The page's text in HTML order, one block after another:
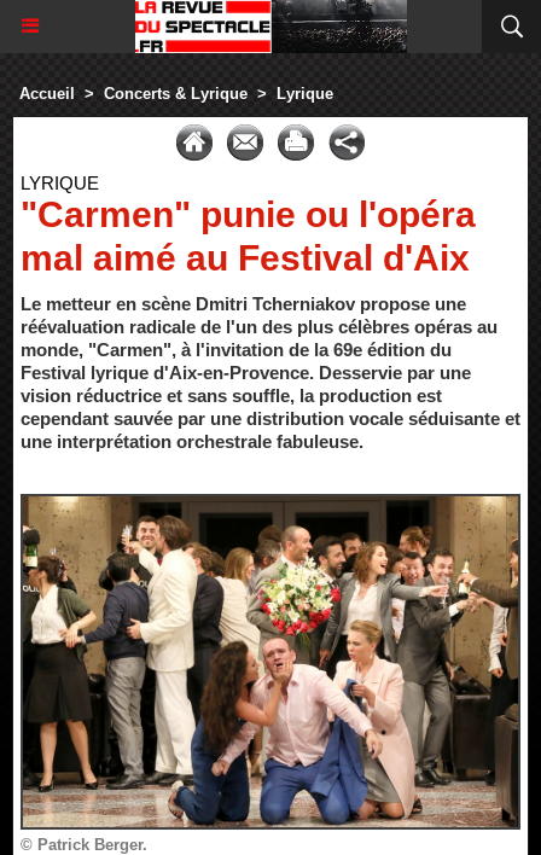
Accueil > Concerts & Lyrique > Lyrique
LYRIQUE
"Carmen" punie ou l'opéra
mal aimé au Festival d'Aix
Le metteur en scène Dmitri Tcherniakov propose une
réévaluation radicale de l'un des plus célèbres opéras au
monde, "Carmen", à l'invitation de la 69e édition du
Festival lyrique d'Aix-en-Provence. Desservie par une
vision réductrice et sans souffle, la production est
cependant sauvée par une distribution vocale séduisante et
une interprétation orchestrale fabuleuse.
© Patrick Berger.